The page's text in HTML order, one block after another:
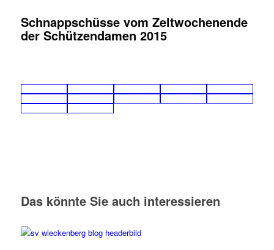
Schnappschüsse vom Zeltwochenende
der Schützendamen 2015
Das könnte Sie auch interessieren